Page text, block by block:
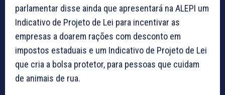
parlamentar disse ainda que apresentará na ALEPI um
Indicativo de Projeto de Lei para incentivar as
empresas a doarem rações com desconto em
impostos estaduais e um Indicativo de Projeto de Lei
que cria a bolsa protetor, para pessoas que cuidam
de animais de rua.